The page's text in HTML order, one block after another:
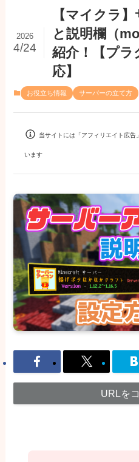
【マイクラ
と説明欄（
紹介！【プラ
応】
2026
4/24
お役立ち情報 サーバーの立て方
当サイトには「アフィリエイト広告
います
URLを